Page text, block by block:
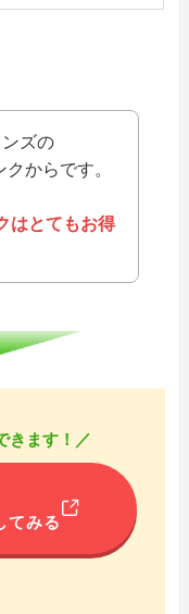
ズの
からです。
はとてもお得
きます！／
てみる